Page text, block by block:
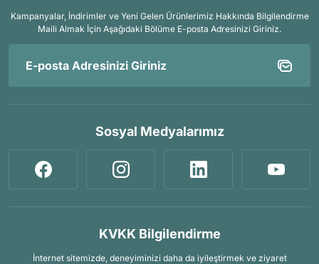
Kampanyalar, İndirimler ve Yeni Gelen Ürünlerimiz Hakkında Bilgilendirme
Maili Almak İçin Aşağıdaki Bölüme E-posta Adresinizi Giriniz.
Sosyal Medyalarımız
KVKK Bilgilendirme
İnternet sitemizde, deneyiminizi daha da iyileştirmek ve ziyaret